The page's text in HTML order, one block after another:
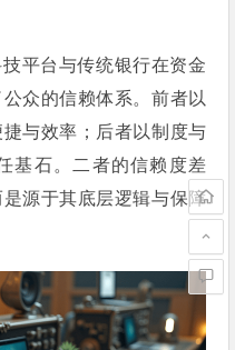
平台与传统银行在资金
众的信赖体系。前者以
与效率；后者以制度与
基石。二者的信赖度差
源于其底层逻辑与保障